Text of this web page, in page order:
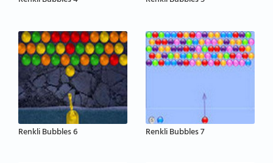
Renkli Bubbles 6 Renkli Bubbles 7